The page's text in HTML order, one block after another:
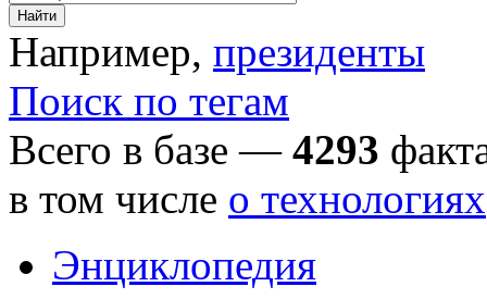
Например, президенты
Поиск по тегам
Всего в базе — 4293
в том числе о технологиях
Энциклопедия